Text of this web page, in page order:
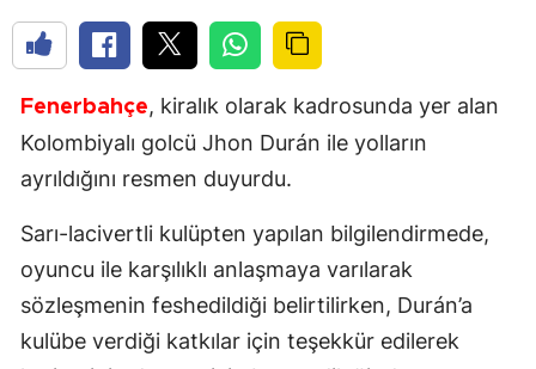
Fenerbahçe, kiralık olarak kadrosunda yer alan
Kolombiyalı golcü Jhon Durán ile yolların
ayrıldığını resmen duyurdu.
Sarı-lacivertli kulüpten yapılan bilgilendirmede,
oyuncu ile karşılıklı anlaşmaya varılarak
sözleşmenin feshedildiği belirtilirken, Durán’a
kulübe verdiği katkılar için teşekkür edilerek